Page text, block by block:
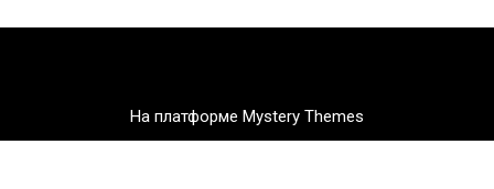
На платформе Mystery Themes